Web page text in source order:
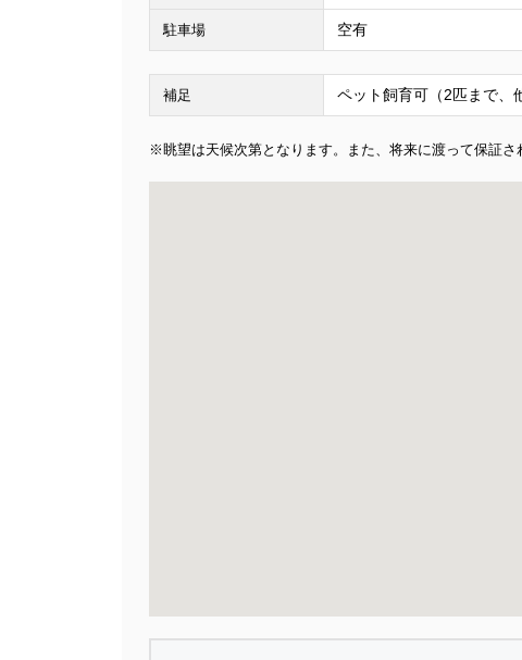
駐車場 空有
補足 ペット飼育可（2匹まで、
※眺望は天候次第となります。また、将来に渡って保証さ